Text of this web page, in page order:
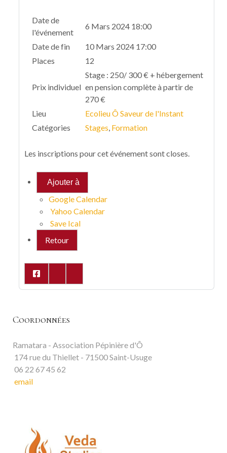
Date de
l'événement
6 Mars 2024 18:00
Date de fin
10 Mars 2024 17:00
Places
12
Prix individuel
Stage : 250/ 300 € + hébergement
en pension complète à partir de
270 €
Lieu
Ecolieu Ô Saveur de l'Instant
Catégories
Stages, Formation
Les inscriptions pour cet événement sont closes.
Ajouter à
Google Calendar
Yahoo Calendar
Save Ical
Retour
Coordonnées
Ramatara - Association Pépinière d'Ô
174 rue du Thiellet - 71500 Saint-Usuge
06 22 67 45 62
email